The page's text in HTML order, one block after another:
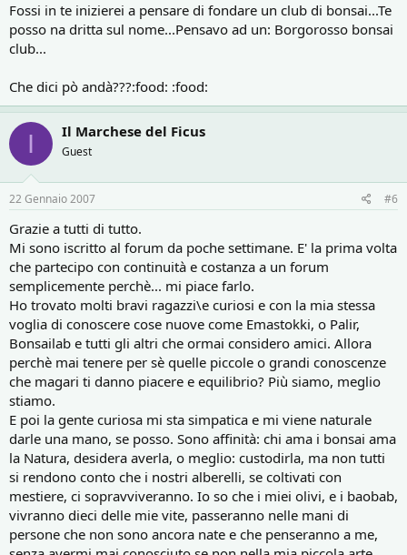
Fossi in te inizierei a pensare di fondare un club di bonsai...Te
posso na dritta sul nome...Pensavo ad un: Borgorosso bonsai
club...
Che dici pò andà???:food: :food:
I Il Marchese del Ficus
Guest
22 Gennaio 2007 #6
Grazie a tutti di tutto.
Mi sono iscritto al forum da poche settimane. E' la prima volta
che partecipo con continuità e costanza a un forum
semplicemente perchè... mi piace farlo.
Ho trovato molti bravi ragazzi\e curiosi e con la mia stessa
voglia di conoscere cose nuove come Emastokki, o Palir,
Bonsailab e tutti gli altri che ormai considero amici. Allora
perchè mai tenere per sè quelle piccole o grandi conoscenze
che magari ti danno piacere e equilibrio? Più siamo, meglio
stiamo.
E poi la gente curiosa mi sta simpatica e mi viene naturale
darle una mano, se posso. Sono affinità: chi ama i bonsai ama
la Natura, desidera averla, o meglio: custodirla, ma non tutti
si rendono conto che i nostri alberelli, se coltivati con
mestiere, ci sopravviveranno. Io so che i miei olivi, e i baobab,
vivranno dieci delle mie vite, passeranno nelle mani di
persone che non sono ancora nate e che penseranno a me,